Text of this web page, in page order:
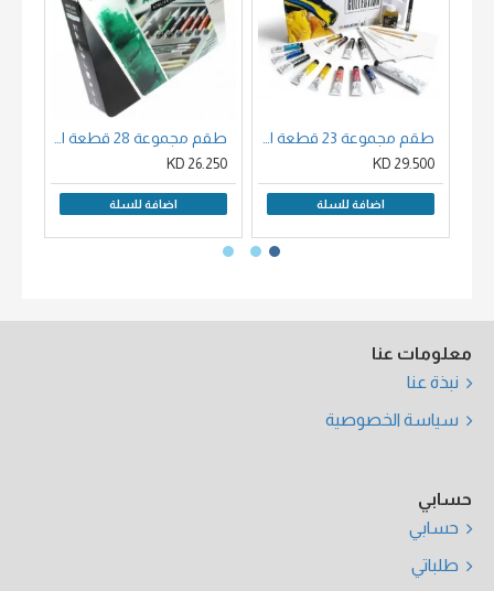
29.500 KD
اضافة للسلة
26.250 KD
اضافة للسلة
معلومات عنا
نبذة عنا
سياسة الخصوصية
حسابي
حسابي
طلباتي